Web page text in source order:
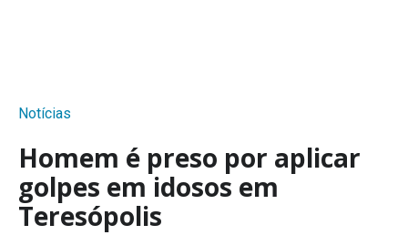
Notícias
Homem é preso por aplicar
golpes em idosos em
Teresópolis